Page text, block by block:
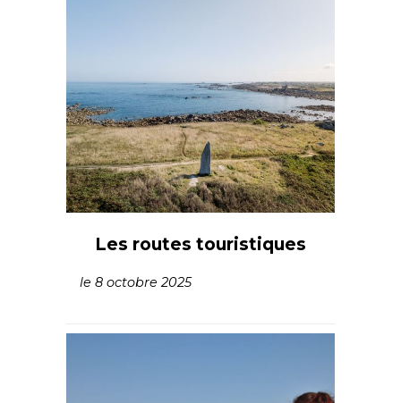
Les routes touristiques
le 8 octobre 2025